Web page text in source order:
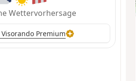
Wettervorhersage
Visorando Premium